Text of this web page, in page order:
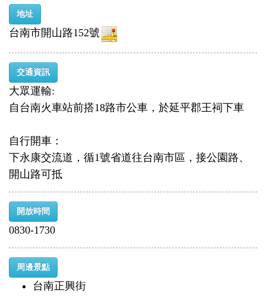
地址
台南市開山路152號
交通資訊
大眾運輸:
自台南火車站前搭18路市公車，於延平郡王祠下車
自行開車：
下永康交流道，循1號省道往台南市區，接公園路、
開山路可抵
開放時間
0830-1730
周邊景點
台南正興街